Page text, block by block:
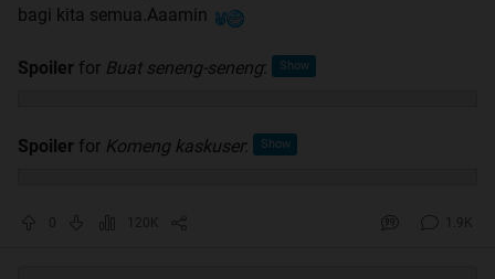
bagi kita semua.Aaamin
Spoiler for Buat seneng-seneng:
Spoiler for Komeng kaskuser:
0 120K 1.9K